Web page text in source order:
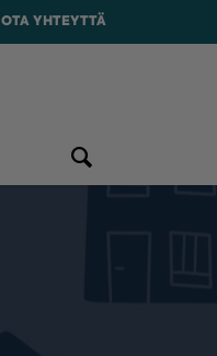
OTA YHTEYTTÄ